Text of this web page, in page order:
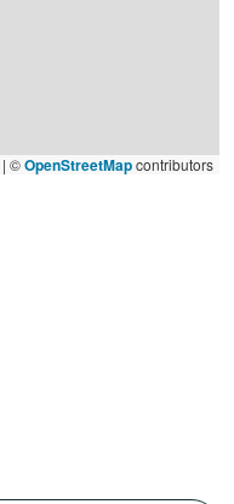
| ©OpenStreetMapcontributors